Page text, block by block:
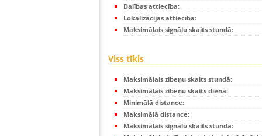
Dalības attiecība:
Lokalizācijas attiecība:
Maksimālais signālu skaits stundā:
Viss tīkls
Maksimālais zibeņu skaits stundā:
Maksimālais zibeņu skaits dienā:
Minimālā distance:
Maksimālā distance:
Maksimālais signālu skaits stundā: